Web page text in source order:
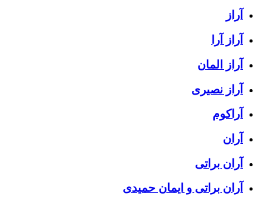
آراز
آراز آرا
آراز المان
آراز نصیری
آراکوم
آران
آران براتی
آران براتی و ایمان حمیدی